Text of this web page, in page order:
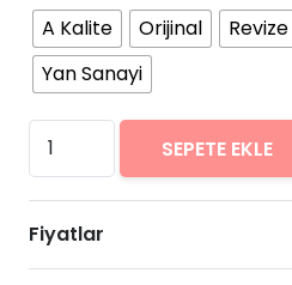
A Kalite
Orijinal Revize
Yan Sanayi
Casper
VIA
P1
Arıza
Onarımı
SEPETE EKLE
Fiyatlar